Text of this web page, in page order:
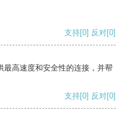
支持[0] 反对[0]
最高速度和安全性的连接，并帮
支持[0] 反对[0]